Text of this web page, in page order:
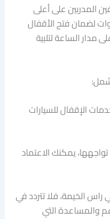
المدربين على أعلى
لضمان فتح الأقفال
مدار الساعة لتلبية
الإقفال للسيارات
يمكنك الاعتماد
الخيمة، فلا تتردد في
والمساعدة التي